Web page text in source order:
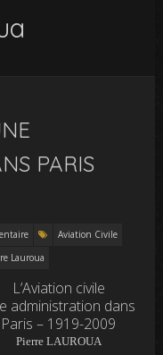
PARIS
Aviation Civile
Lauroua
L’Aviation civile
administration dans
Paris – 1919-2009
Pierre LAUROUA